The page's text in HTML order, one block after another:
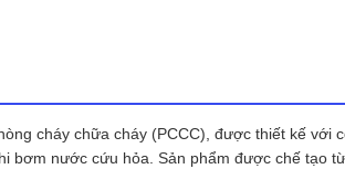
cháy chữa cháy (PCCC), được thiết kế với
bơm nước cứu hỏa. Sản phẩm được chế tạo